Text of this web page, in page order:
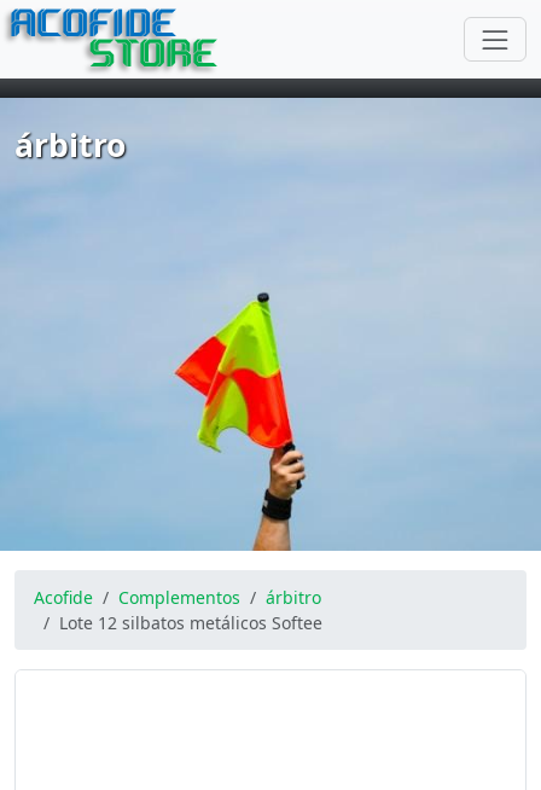
ACOFIDE
STORE
árbitro
Acofide Complementos
árbitro
Lote 12 silbatos metálicos Softee